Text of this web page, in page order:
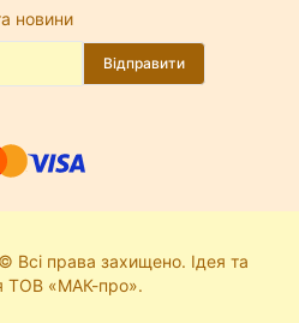
новини
Відправити
Всі права захищено. Ідея та
ТОВ «МАК-про».